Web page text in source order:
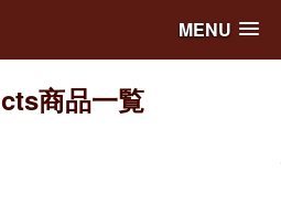
MENU
商品一覧